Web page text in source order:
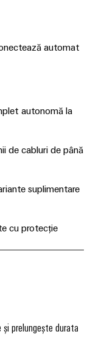
automat
autonomă la
de cabluri de până
suplimentare
cu protecție
prelungește durata